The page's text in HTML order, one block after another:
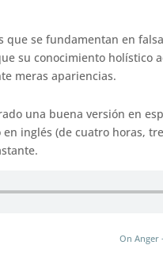
que se fundamentan en
su conocimiento holístico
meras apariencias.
una buena versión en
inglés (de cuatro horas,
On Anger